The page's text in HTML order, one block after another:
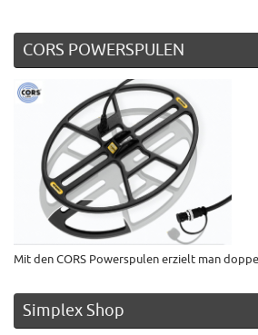
CORS POWERSPULEN
Mit den CORS Powerspulen erzielt man
Simplex Shop